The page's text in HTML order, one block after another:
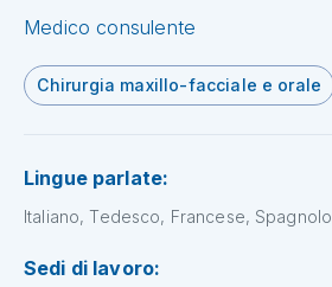
Medico consulente
Chirurgia maxillo-facciale e orale
Lingue parlate:
Italiano, Tedesco, Francese, Spagnolo
Sedi di lavoro: